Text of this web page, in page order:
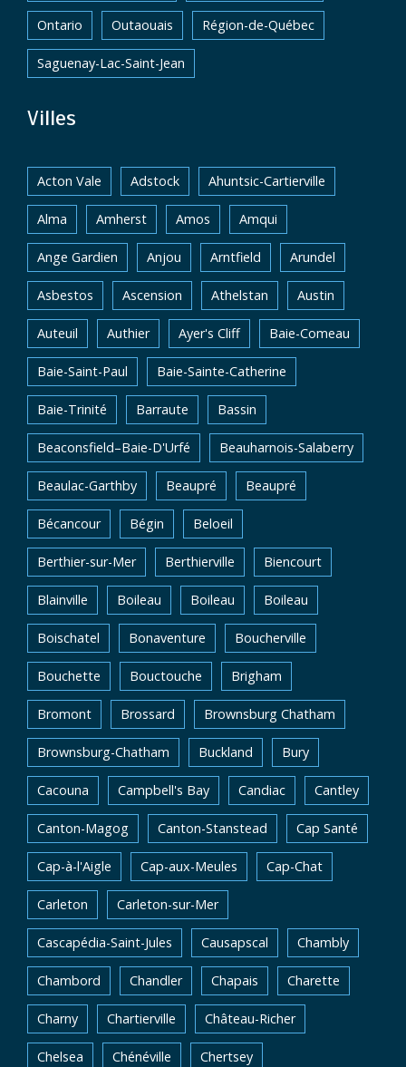
Ontario Outaouais Région-de-Québec
Saguenay-Lac-Saint-Jean
Villes
Acton Vale Adstock Ahuntsic-Cartierville
Alma Amherst Amos Amqui
Ange Gardien Anjou Arntfield Arundel
Asbestos Ascension Athelstan Austin
Auteuil Authier Ayer's Cliff Baie-Comeau
Baie-Saint-Paul Baie-Sainte-Catherine
Baie-Trinité Barraute Bassin
Beaconsfield–Baie-D'Urfé Beauharnois-Salaberry
Beaulac-Garthby Beaupré Beaupré
Bécancour Bégin Beloeil
Berthier-sur-Mer Berthierville Biencourt
Blainville Boileau Boileau Boileau
Boischatel Bonaventure Boucherville
Bouchette Bouctouche Brigham
Bromont Brossard Brownsburg Chatham
Brownsburg-Chatham Buckland Bury
Cacouna Campbell's Bay Candiac Cantley
Canton-Magog Canton-Stanstead Cap Santé
Cap-à-l'Aigle Cap-aux-Meules Cap-Chat
Carleton Carleton-sur-Mer
Cascapédia-Saint-Jules Causapscal Chambly
Chambord Chandler Chapais Charette
Charny Chartierville Château-Richer
Chelsea Chénéville Chertsey